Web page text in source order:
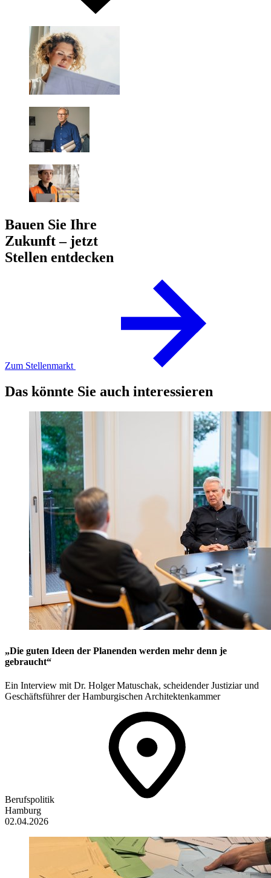
Bauen Sie Ihre
Zukunft – jetzt
Stellen entdecken
Zum Stellenmarkt
Das könnte Sie auch interessieren
„Die guten Ideen der Planenden werden mehr denn je
gebraucht“
Ein Interview mit Dr. Holger Matuschak, scheidender Justiziar und
Geschäftsführer der Hamburgischen Architektenkammer
Berufspolitik
Hamburg
02.04.2026